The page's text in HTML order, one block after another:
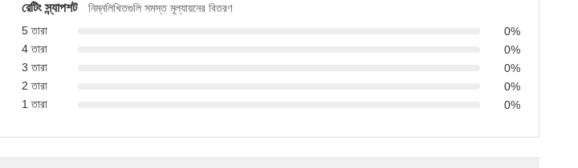
রেটিং স্ন্যাপশট
নিম্নলিখিতগুলি সমস্ত মূল্যায়নের বিতরণ
5 তারা
0%
4 তারা
0%
3 তারা
0%
2 তারা
0%
1 তারা
0%